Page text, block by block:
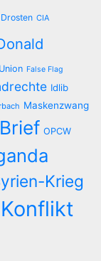
CIA
False Flag
Idlib
Maskenzwang
OPCW
Krieg